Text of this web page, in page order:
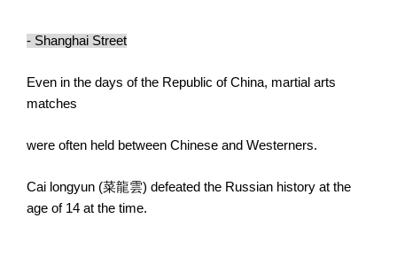
- Shanghai Street
Even in the days of the Republic of China, martial arts
matches
were often held between Chinese and Westerners.
Cai longyun (菜龍雲) defeated the Russian history at the
age of 14 at the time.